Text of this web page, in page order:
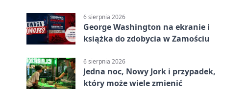
6 sierpnia 2026
George Washington na ekranie i
książka do zdobycia w Zamościu
6 sierpnia 2026
Jedna noc, Nowy Jork i przypadek,
który może wiele zmienić